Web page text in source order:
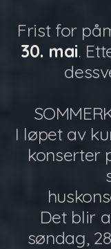
Frist for
30. mai.
I løpet av
konserter
Det blir
søndag,